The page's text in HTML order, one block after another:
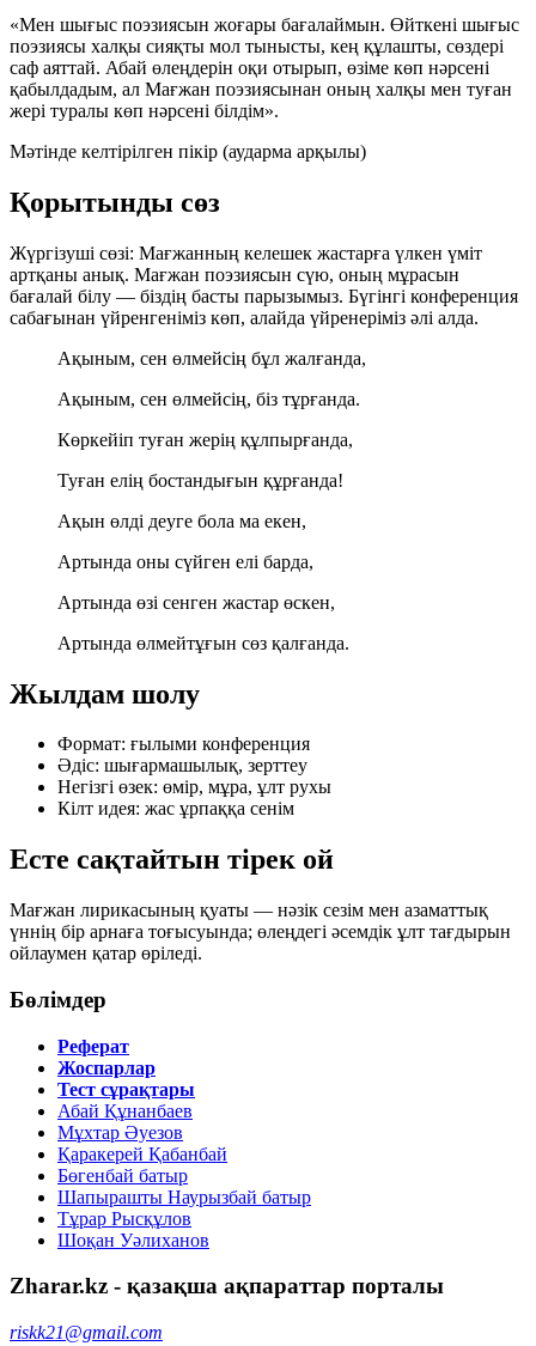
«Мен шығыс поэзиясын жоғары бағалаймын. Өйткені шығыс
поэзиясы халқы сияқты мол тынысты, кең құлашты, сөздері
саф аяттай. Абай өлеңдерін оқи отырып, өзіме көп нәрсені
қабылдадым, ал Мағжан поэзиясынан оның халқы мен туған
жері туралы көп нәрсені білдім».
Мәтінде келтірілген пікір (аударма арқылы)
Қорытынды сөз
Жүргізуші сөзі: Мағжанның келешек жастарға үлкен үміт
артқаны анық. Мағжан поэзиясын сүю, оның мұрасын
бағалай білу — біздің басты парызымыз. Бүгінгі конференция
сабағынан үйренгеніміз көп, алайда үйренеріміз әлі алда.
Ақыным, сен өлмейсің бұл жалғанда,
Ақыным, сен өлмейсің, біз тұрғанда.
Көркейіп туған жерің құлпырғанда,
Туған елің бостандығын құрғанда!
Ақын өлді деуге бола ма екен,
Артында оны сүйген елі барда,
Артында өзі сенген жастар өскен,
Артында өлмейтұғын сөз қалғанда.
Жылдам шолу
Формат: ғылыми конференция
Әдіс: шығармашылық, зерттеу
Негізгі өзек: өмір, мұра, ұлт рухы
Кілт идея: жас ұрпаққа сенім
Есте сақтайтын тірек ой
Мағжан лирикасының қуаты — нәзік сезім мен азаматтық
үннің бір арнаға тоғысуында; өлеңдегі әсемдік ұлт тағдырын
ойлаумен қатар өріледі.
Бөлімдер
Реферат
Жоспарлар
Тест сұрақтары
Абай Құнанбаев
Мұхтар Әуезов
Қаракерей Қабанбай
Бөгенбай батыр
Шапырашты Наурызбай батыр
Тұрар Рысқұлов
Шоқан Уәлиханов
Zharar.kz - қазақша ақпараттар порталы
riskk21@gmail.com